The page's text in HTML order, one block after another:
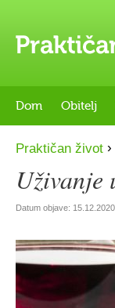
Dom Obitelj
Praktičan život ›
Uživanje
Datum objave: 15.12.2020